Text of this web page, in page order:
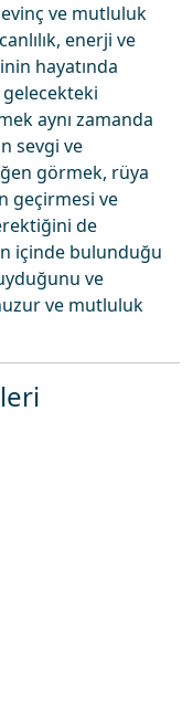
ve mutluluk
enerji ve
hayatında
aynı zamanda
sevgi ve
görmek, rüya
geçirmesi ve
de
içinde bulunduğu
ve
ve mutluluk